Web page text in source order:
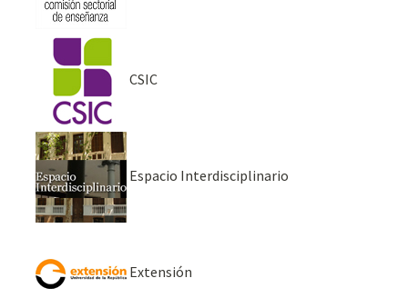
CSIC
Espacio Interdisciplinario
Extensión